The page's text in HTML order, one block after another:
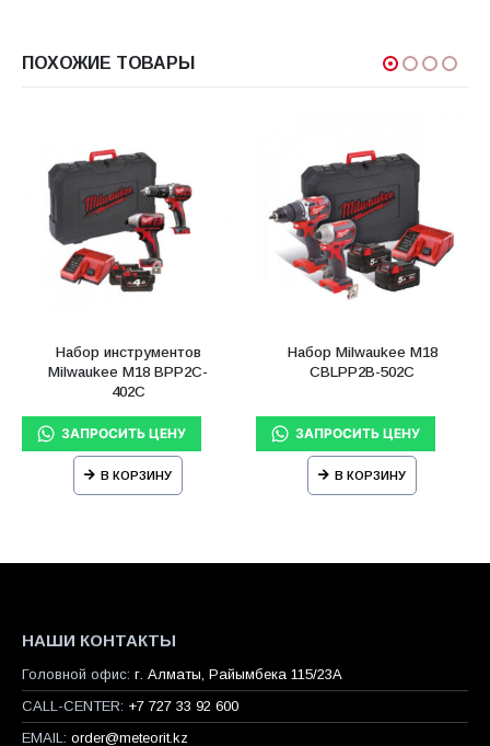
ПОХОЖИЕ ТОВАРЫ
Набор инструментов
Milwaukee M18 BPP2C-
402C
В КОРЗИНУ
Набор Milwaukee M18
CBLPP2B-502C
В КОРЗИНУ
НАШИ КОНТАКТЫ
Головной офис: г. Алматы, Райымбека 115/23A
CALL-CENTER: +7 727 33 92 600
EMAIL: order@meteorit.kz